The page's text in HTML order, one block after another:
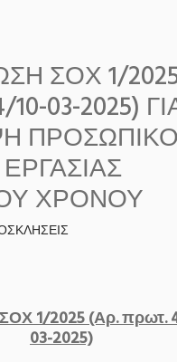
ΣΟΧ 1/
03-2025)
ΧΡΟΝΟΥ
1/2025 (Αρ. πρωτ.
03-2025)